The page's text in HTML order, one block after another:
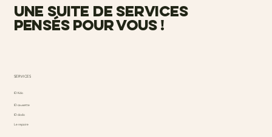
une suite de services
pensés pour vous !
SERVICES
ID Kdo
ID causette
ID dodo
Le repaire